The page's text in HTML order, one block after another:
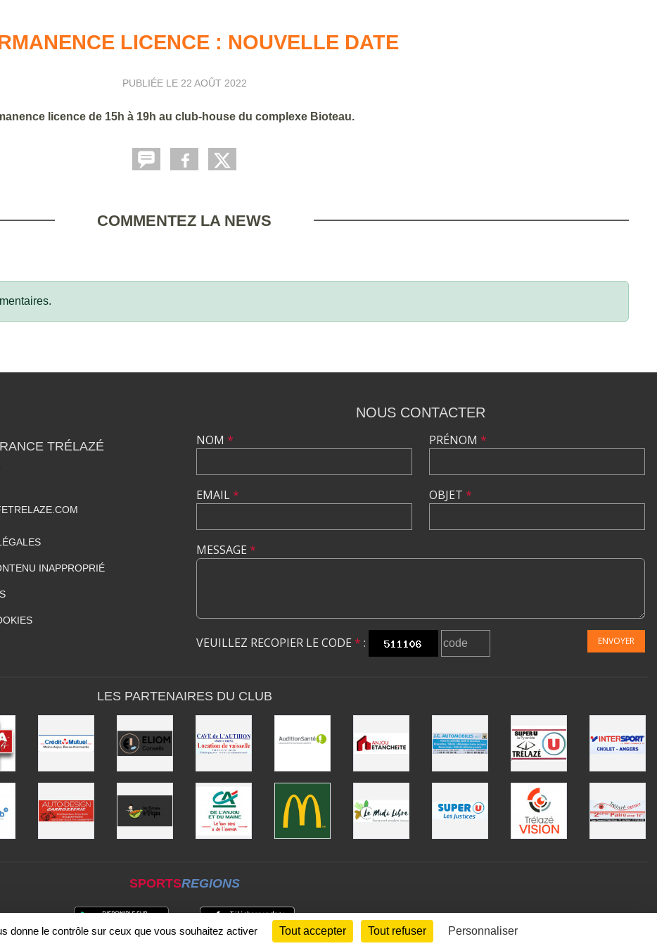
LICENCE : NOUVELLE DATE
PUBLIÉE LE 22 AOÛT 2022
licence de 15h à 19h au club-house du complexe Bioteau.
COMMENTEZ LA NEWS
TRÉLAZÉ
INAPPROPRIÉ
NOUS CONTACTER
NOM *
EMAIL*
PRÉNOM *
OBJET *
MESSAGE *
VEUILLEZ RECOPIER LE CODE * : ENVOYER
LES PARTENAIRES DU CLUB
SPORTSREGIONS
donne le contrôle sur ceux que vous souhaitez activer Tout accepter Tout refuser Personnaliser